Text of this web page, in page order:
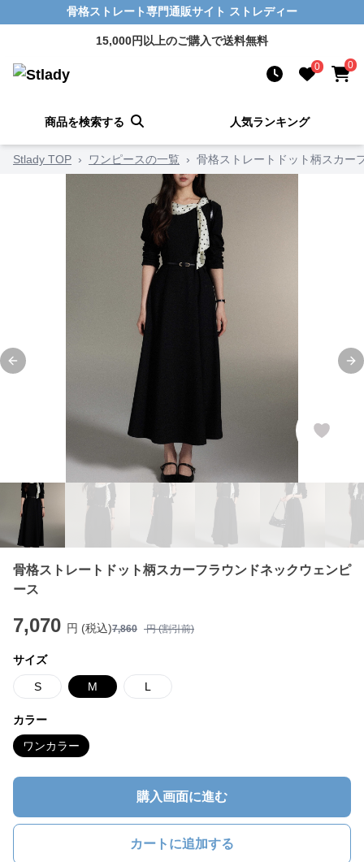
骨格ストレート専門通販サイト ストレディー
15,000円以上のご購入で送料無料
0 0
商品を検索する 人気ランキング
Stlady TOP › ワンピースの一覧 › 骨格ストレートドット柄スカー
Previous slide
骨格ストレートドット柄スカーフラウンドネックウェンピ
ース
7,070 円 (税込)7,860 円 (割引前)
サイズ
S M L
カラー
ワンカラー
購入画面に進む
カートに追加する